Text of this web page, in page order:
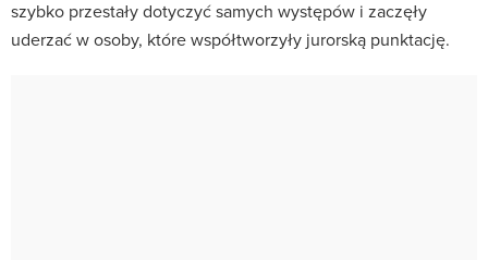
szybko przestały dotyczyć samych występów i zaczęły
uderzać w osoby, które współtworzyły jurorską punktację.